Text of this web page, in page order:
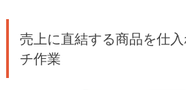
売上に直結する商品を仕
チ作業